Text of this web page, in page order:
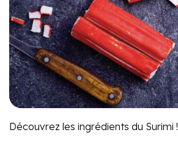
Découvrez les ingrédients du Surimi !